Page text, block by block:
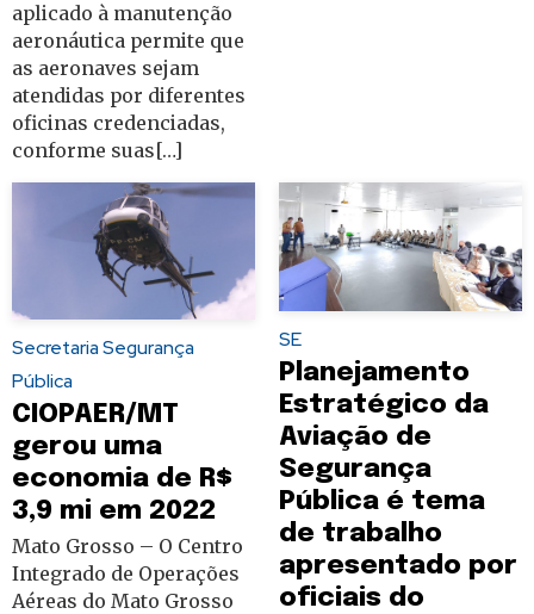
aplicado à manutenção
aeronáutica permite que
as aeronaves sejam
atendidas por diferentes
oficinas credenciadas,
conforme suas[…]
Secretaria Segurança
Pública
CIOPAER/MT
gerou uma
economia de R$
3,9 mi em 2022
Mato Grosso – O Centro
Integrado de Operações
Aéreas do Mato Grosso
SE
Planejamento
Estratégico da
Aviação de
Segurança
Pública é tema
de trabalho
apresentado por
oficiais do